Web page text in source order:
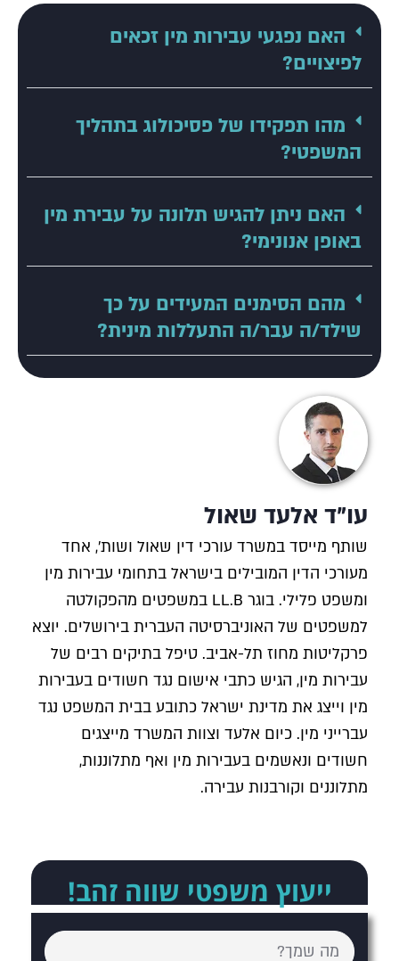
האם נפגעי עבירות מין זכאים
לפיצויים?
מהו תפקידו של פסיכולוג בתהליך
המשפטי?
האם ניתן להגיש תלונה על עבירת מין
באופן אנונימי?
מהם הסימנים המעידים על כך
שילד/ה עבר/ה התעללות מינית?
עו"ד אלעד שאול
שותף מייסד במשרד עורכי דין שאול ושות', אחד
מעורכי הדין המובילים בישראל בתחומי עבירות מין
ומשפט פלילי. בוגר LL.B במשפטים מהפקולטה
למשפטים של האוניברסיטה העברית בירושלים. יוצא
פרקליטות מחוז תל-אביב. טיפל בתיקים רבים של
עבירות מין, הגיש כתבי אישום נגד חשודים בעבירות
מין וייצג את מדינת ישראל כתובע בבית המשפט נגד
עברייני מין. כיום אלעד וצוות המשרד מייצגים
חשודים ונאשמים בעבירות מין ואף מתלוננות,
מתלוננים וקורבנות עבירה.
ייעוץ משפטי שווה זהב!